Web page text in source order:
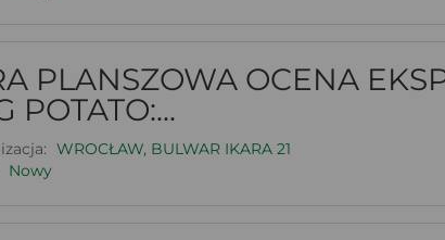
PLANSZOWA OCENA
POTATO:...
WROCŁAW, BULWAR IKARA 21
Nowy